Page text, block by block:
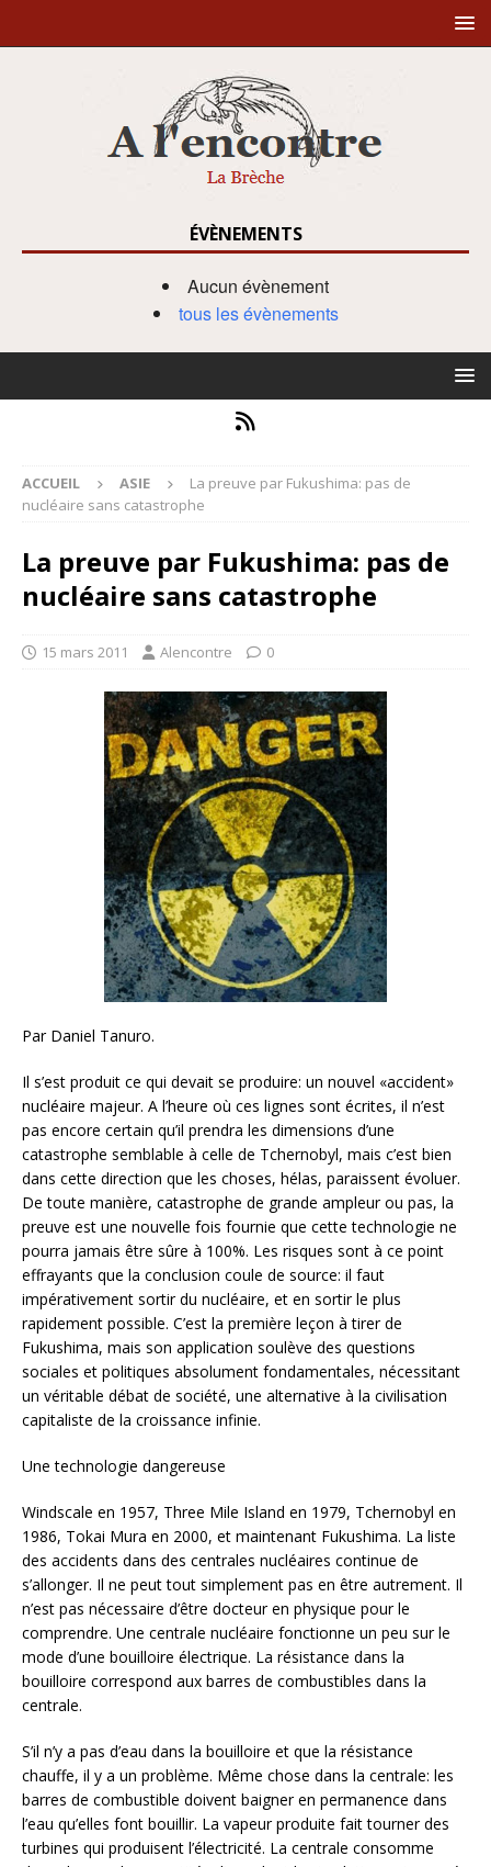
ÉVÈNEMENTS
Aucun évènement
tous les évènements
ACCUEIL ASIE
La preuve par Fukushima: pas de
nucléaire sans catastrophe
La preuve par Fukushima: pas de
nucléaire sans catastrophe
15 mars 2011 Alencontre 0
Par Daniel Tanuro.
Il s’est produit ce qui devait se produire: un nouvel «accident»
nucléaire majeur. A l’heure où ces lignes sont écrites, il n’est
pas encore certain qu’il prendra les dimensions d’une
catastrophe semblable à celle de Tchernobyl, mais c’est bien
dans cette direction que les choses, hélas, paraissent évoluer.
De toute manière, catastrophe de grande ampleur ou pas, la
preuve est une nouvelle fois fournie que cette technologie ne
pourra jamais être sûre à 100%. Les risques sont à ce point
effrayants que la conclusion coule de source: il faut
impérativement sortir du nucléaire, et en sortir le plus
rapidement possible. C’est la première leçon à tirer de
Fukushima, mais son application soulève des questions
sociales et politiques absolument fondamentales, nécessitant
un véritable débat de société, une alternative à la civilisation
capitaliste de la croissance infinie.
Une technologie dangereuse
Windscale en 1957, Three Mile Island en 1979, Tchernobyl en
1986, Tokai Mura en 2000, et maintenant Fukushima. La liste
des accidents dans des centrales nucléaires continue de
s’allonger. Il ne peut tout simplement pas en être autrement. Il
n’est pas nécessaire d’être docteur en physique pour le
comprendre. Une centrale nucléaire fonctionne un peu sur le
mode d’une bouilloire électrique. La résistance dans la
bouilloire correspond aux barres de combustibles dans la
centrale.
S’il n’y a pas d’eau dans la bouilloire et que la résistance
chauffe, il y a un problème. Même chose dans la centrale: les
barres de combustible doivent baigner en permanence dans
l’eau qu’elles font bouillir. La vapeur produite fait tourner des
turbines qui produisent l’électricité. La centrale consomme